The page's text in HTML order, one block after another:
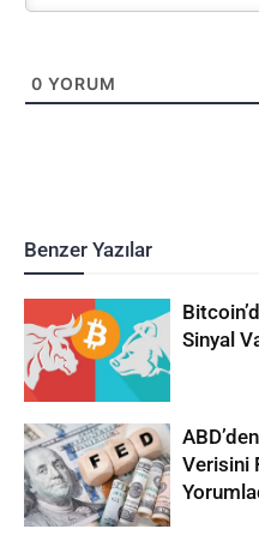
0 YORUM
Benzer Yazılar
Sinyal
Verisini